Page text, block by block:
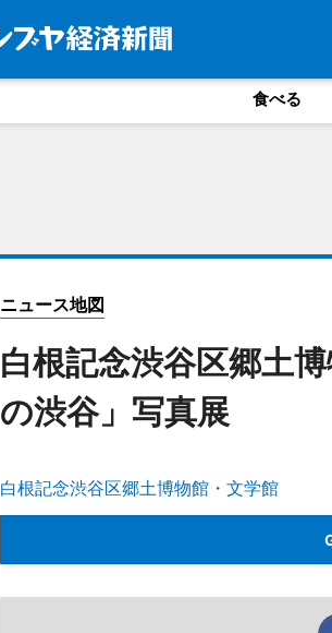
食べる
ニュース地図
白根記念渋谷区郷土
の渋谷」写真展
白根記念渋谷区郷土博物館・文学館